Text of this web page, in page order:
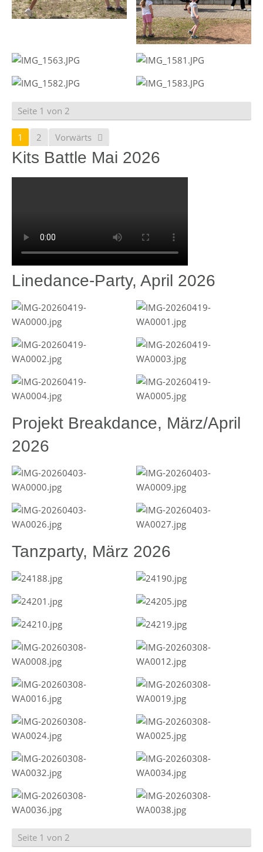
Seite 1 von 2
1 2 Vorwärts
Kits Battle Mai 2026
Linedance-Party, April 2026
Projekt Breakdance, März/April
2026
Tanzparty, März 2026
Seite 1 von 2